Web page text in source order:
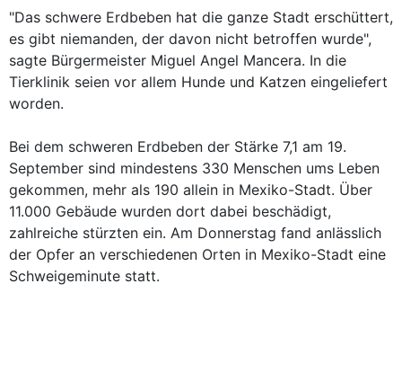
"Das schwere Erdbeben hat die ganze Stadt erschüttert,
es gibt niemanden, der davon nicht betroffen wurde",
sagte Bürgermeister Miguel Angel Mancera. In die
Tierklinik seien vor allem Hunde und Katzen eingeliefert
worden.
Bei dem schweren Erdbeben der Stärke 7,1 am 19.
September sind mindestens 330 Menschen ums Leben
gekommen, mehr als 190 allein in Mexiko-Stadt. Über
11.000 Gebäude wurden dort dabei beschädigt,
zahlreiche stürzten ein. Am Donnerstag fand anlässlich
der Opfer an verschiedenen Orten in Mexiko-Stadt eine
Schweigeminute statt.